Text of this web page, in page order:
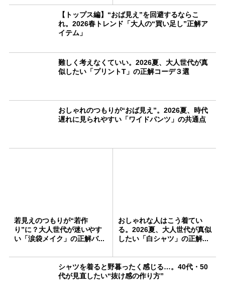
【トップス編】“おば見え”を回避するならこ
れ。2026春トレンド「大人の“買い足し”正解ア
イテム」
難しく考えなくていい。2026夏、大人世代が真
似したい「プリントT」の正解コーデ３選
おしゃれのつもりが“おば見え”。2026夏、時代
遅れに見られやすい「ワイドパンツ」の共通点
若見えのつもりが“若作
り”に？大人世代が迷いやす
い「涙袋メイク」の正解バ...
おしゃれな人はこう着てい
る。2026夏、大人世代が真似
したい「白シャツ」の正解...
シャツを着ると野暮ったく感じる…。40代・50
代が見直したい“抜け感の作り方”